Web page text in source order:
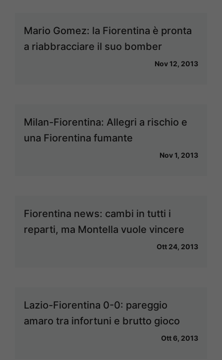
Mario Gomez: la Fiorentina è pronta
a riabbracciare il suo bomber
Nov 12, 2013
Milan-Fiorentina: Allegri a rischio e
una Fiorentina fumante
Nov 1, 2013
Fiorentina news: cambi in tutti i
reparti, ma Montella vuole vincere
Ott 24, 2013
Lazio-Fiorentina 0-0: pareggio
amaro tra infortuni e brutto gioco
Ott 6, 2013